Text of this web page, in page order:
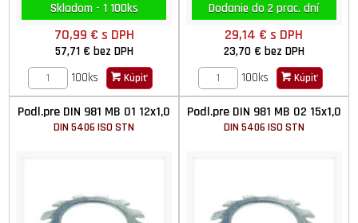
Skladom - 1 100ks
70,99 € s DPH
57,71 € bez DPH
100ks
Kúpiť
Dodanie do 2 prac. dní
29,14 €s DPH
23,70 € bez DPH
100ks
Kúpiť
Podl.pre DIN 981 MB 01 12x1,0
DIN 5406 ISO STN
Podl.pre DIN 981 MB 02 15x1,0
DIN 5406 ISO STN